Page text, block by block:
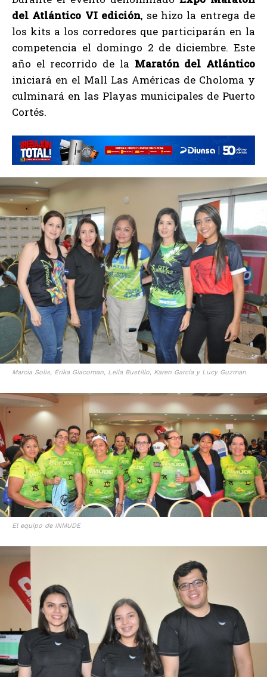
del Atlántico VI edición, se hizo la entrega de
los kits a los corredores que participarán en la
competencia el domingo 2 de diciembre. Este
año el recorrido de la Maratón del Atlántico
iniciará en el Mall Las Américas de Choloma y
culminará en las Playas municipales de Puerto
Cortés.
Marcia Solis, Erika Giacoman, Leila Bustillo, Karen García y Lucy Guzman
El equipo de INMUDE